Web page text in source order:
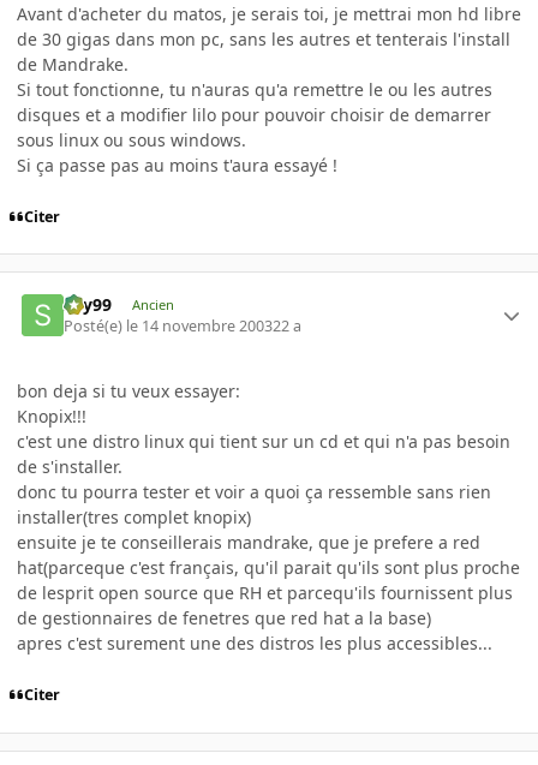
Avant d'acheter du matos, je serais toi, je mettrai mon hd libre
de 30 gigas dans mon pc, sans les autres et tenterais l'install
de Mandrake.
Si tout fonctionne, tu n'auras qu'a remettre le ou les autres
disques et a modifier lilo pour pouvoir choisir de demarrer
sous linux ou sous windows.
Si ça passe pas au moins t'aura essayé !
Citer
sky99 Ancien
Posté(e) le 14 novembre 200322 a
bon deja si tu veux essayer:
Knopix!!!
c'est une distro linux qui tient sur un cd et qui n'a pas besoin
de s'installer.
donc tu pourra tester et voir a quoi ça ressemble sans rien
installer(tres complet knopix)
ensuite je te conseillerais mandrake, que je prefere a red
hat(parceque c'est français, qu'il parait qu'ils sont plus proche
de lesprit open source que RH et parcequ'ils fournissent plus
de gestionnaires de fenetres que red hat a la base)
apres c'est surement une des distros les plus accessibles...
Citer